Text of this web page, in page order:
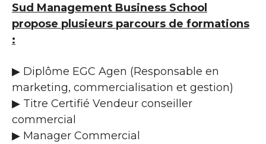
Sud Management Business School
propose plusieurs parcours de formations
:
▶ Diplôme EGC Agen (Responsable en
marketing, commercialisation et gestion)
▶ Titre Certifié Vendeur conseiller
commercial
▶ Manager Commercial